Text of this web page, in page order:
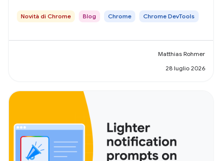
Novità di Chrome Blog Chrome Chrome DevTools
Matthias Rohmer
28 luglio 2026